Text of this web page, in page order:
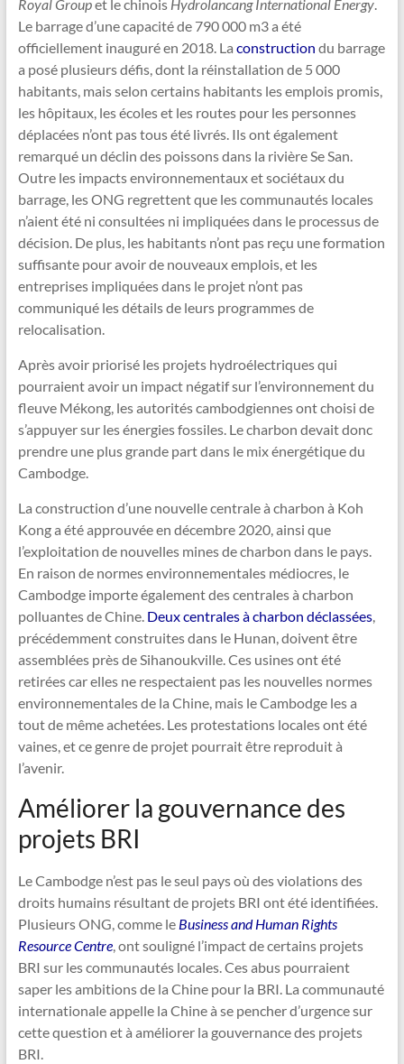
Royal Groupet le chinois Hydrolancang International Energy.
Le barrage d’une capacité de 790 000 m3 a été
officiellement inauguré en 2018. La construction du barrage
a posé plusieurs défis, dont la réinstallation de 5 000
habitants, mais selon certains habitants les emplois promis,
les hôpitaux, les écoles et les routes pour les personnes
déplacées n’ont pas tous été livrés. Ils ont également
remarqué un déclin des poissons dans la rivière Se San.
Outre les impacts environnementaux et sociétaux du
barrage, les ONG regrettent que les communautés locales
n’aient été ni consultées ni impliquées dans le processus de
décision. De plus, les habitants n’ont pas reçu une formation
suffisante pour avoir de nouveaux emplois, et les
entreprises impliquées dans le projet n’ont pas
communiqué les détails de leurs programmes de
relocalisation.
Après avoir priorisé les projets hydroélectriques qui
pourraient avoir un impact négatif sur l’environnement du
fleuve Mékong, les autorités cambodgiennes ont choisi de
s’appuyer sur les énergies fossiles. Le charbon devait donc
prendre une plus grande part dans le mix énergétique du
Cambodge.
La construction d’une nouvelle centrale à charbon à Koh
Kong a été approuvée en décembre 2020, ainsi que
l’exploitation de nouvelles mines de charbon dans le pays.
En raison de normes environnementales médiocres, le
Cambodge importe également des centrales à charbon
polluantes de Chine. Deux centrales à charbon déclassées,
précédemment construites dans le Hunan, doivent être
assemblées près de Sihanoukville. Ces usines ont été
retirées car elles ne respectaient pas les nouvelles normes
environnementales de la Chine, mais le Cambodge les a
tout de même achetées. Les protestations locales ont été
vaines, et ce genre de projet pourrait être reproduit à
l’avenir.
Améliorer la gouvernance des
projets BRI
Le Cambodge n’est pas le seul pays où des violations des
droits humains résultant de projets BRI ont été identifiées.
Plusieurs ONG, comme le Business and Human Rights
Resource Centre, ont souligné l’impact de certains projets
BRI sur les communautés locales. Ces abus pourraient
saper les ambitions de la Chine pour la BRI. La communauté
internationale appelle la Chine à se pencher d’urgence sur
cette question et à améliorer la gouvernance des projets
BRI.